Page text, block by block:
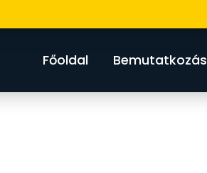
Főoldal Bemutatkozás